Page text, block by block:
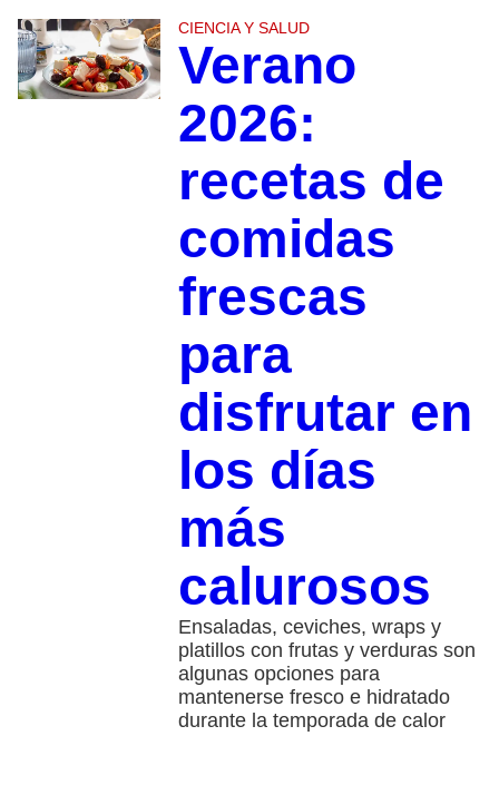
CIENCIA Y SALUD
Verano
2026:
recetas de
comidas
frescas
para
disfrutar en
los días
más
calurosos
Ensaladas, ceviches, wraps y
platillos con frutas y verduras son
algunas opciones para
mantenerse fresco e hidratado
durante la temporada de calor